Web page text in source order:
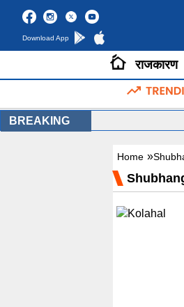
Download App
राजकारण
BREAKING
Home »